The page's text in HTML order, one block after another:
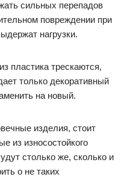
сильных перепадов
повреждении при
нагрузки.
пластика трескаются,
только декоративный
на новый.
изделия, стоит
из износостойкого
столько же, сколько и
о не таких